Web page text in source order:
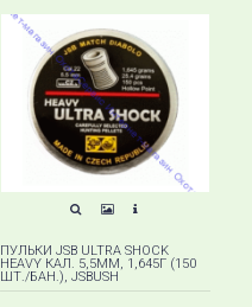
ПУЛЬКИ JSB ULTRA SHOCK
HEAVY КАЛ. 5,5ММ, 1,645Г (150
ШТ./БАН.), JSBUSH